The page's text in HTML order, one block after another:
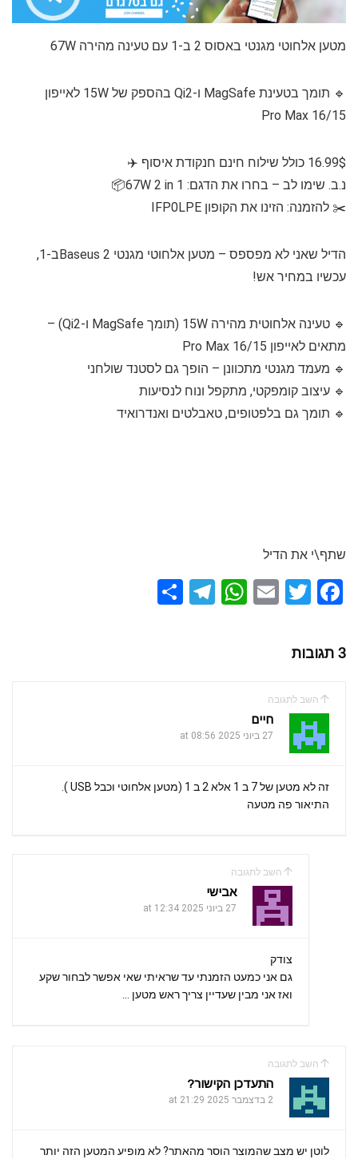
מטען אלחוטי מגנטי באסוס 2 ב-1 עם טעינה מהירה 67W
🔹 תומך בטעינת MagSafe ו-Qi2 בהספק של 15W לאייפון
16/15 Pro Max
16.99$ כולל שילוח חינם חנקודת איסוף ✈️
נ.ב. שימו לב – בחרו את הדגם: 67W 2 in 1📦
✂️ להזמנה: הזינו את הקופון IFP0LPE
הדיל שאני לא מפספס – מטען אלחוטי מגנטי Baseus 2ב-1,
עכשיו במחיר אש!
🔹 טעינה אלחוטית מהירה 15W (תומך MagSafe ו-Qi2) –
מתאים לאייפון 16/15 Pro Max
🔹 מעמד מגנטי מתכוונן – הופך גם לסטנד שולחני
🔹 עיצוב קומפקטי, מתקפל ונוח לנסיעות
🔹 תומך גם בלפטופים, טאבלטים ואנדרואיד
שתף\י את הדיל
F
ce
b
o
o
k
T
E
W
p
T
3 תגובות
השב לתגובה
חיים
27 ביוני 2025 at 08:56
זה לא מטען של 7 ב 1 אלא 2 ב 1 (מטען אלחוטי וכבל USB ).
התיאור פה מטעה
השב לתגובה
אבישי
27 ביוני 2025 at 12:34
צודק
גם אני כמעט הזמנתי עד שראיתי שאי אפשר לבחור שקע
ואז אני מבין שעדיין צריך ראש מטען …
השב לתגובה
התעדכן הקישור?
2 בדצמבר 2025 at 21:29
לוטן יש מצב שהמוצר הוסר מהאתר? לא מופיע המטען הזה יותר